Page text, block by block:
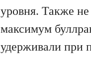
уровня. Также не
максимум
удерживали при